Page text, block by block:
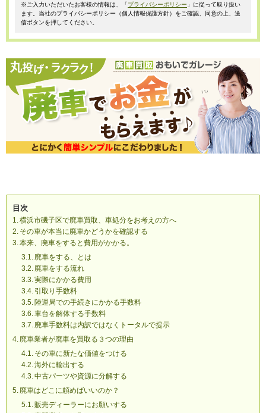
※ご入力いただいたお客様の情報は、「プライバシーポリシー 」に従って取り扱い
ます。当社のプライバシーポリシー（個人情報保護方針）をご確認、同意の上、送
信ボタンを押してください。
目次
横浜市磯子区で廃車買取、車処分をお考えの方へ
その車が本当に廃車かどうかを確認する
本来、廃車をすると費用がかかる。
廃車をする、とは
廃車をする流れ
実際にかかる費用
引取り手数料
陸運局での手続きにかかる手数料
車台を解体する手数料
廃車手数料は内訳ではなくトータルで提示
廃車業者が廃車を買取る３つの理由
その車に新たな価値をつける
海外に輸出する
中古パーツや資源に分解する
廃車はどこに頼めばいいのか？
販売ディーラーにお願いする